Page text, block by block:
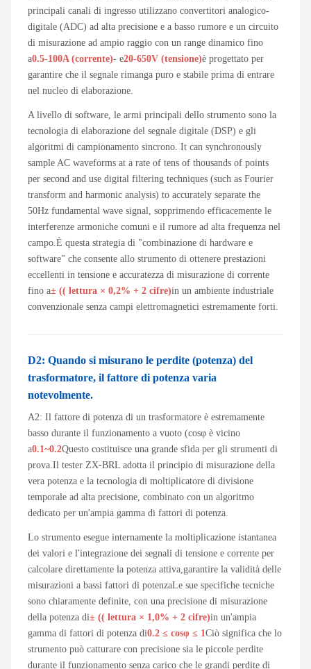
principali canali di ingresso utilizzano convertitori analogico-
digitale (ADC) ad alta precisione e a basso rumore e un circuito
di misurazione ad ampio raggio con un range dinamico fino
a0.5-100A (corrente)- e20-650V (tensione)è progettato per
garantire che il segnale rimanga puro e stabile prima di entrare
nel nucleo di elaborazione.
A livello di software, le armi principali dello strumento sono la
tecnologia di elaborazione del segnale digitale (DSP) e gli
algoritmi di campionamento sincrono. It can synchronously
sample AC waveforms at a rate of tens of thousands of points
per second and use digital filtering techniques (such as Fourier
transform and harmonic analysis) to accurately separate the
50Hz fundamental wave signal, sopprimendo efficacemente le
interferenze armoniche comuni e il rumore ad alta frequenza nel
campo.È questa strategia di "combinazione di hardware e
software" che consente allo strumento di ottenere prestazioni
eccellenti in tensione e accuratezza di misurazione di corrente
fino a± (( lettura × 0,2% + 2 cifre)in un ambiente industriale
convenzionale senza campi elettromagnetici estremamente forti.
D2: Quando si misurano le perdite (potenza) del
trasformatore, il fattore di potenza varia
notevolmente.
A2: Il fattore di potenza di un trasformatore è estremamente
basso durante il funzionamento a vuoto (cosφ è vicino
a0.1~0.2Questo costituisce una grande sfida per gli strumenti di
prova.Il tester ZX-BRL adotta il principio di misurazione della
vera potenza e la tecnologia di moltiplicatore di divisione
temporale ad alta precisione, combinato con un algoritmo
dedicato per un'ampia gamma di fattori di potenza.
Lo strumento esegue internamente la moltiplicazione istantanea
dei valori e l'integrazione dei segnali di tensione e corrente per
calcolare direttamente la potenza attiva,garantire la validità delle
misurazioni a bassi fattori di potenzaLe sue specifiche tecniche
sono chiaramente definite, con una precisione di misurazione
della potenza di± (( lettura × 1,0% + 2 cifre)in un'ampia
gamma di fattori di potenza di0.2 ≤ cosφ ≤ 1Ciò significa che lo
strumento può catturare con precisione sia le piccole perdite
durante il funzionamento senza carico che le grandi perdite di